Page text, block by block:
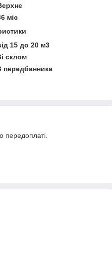
міс
15 до 20 м3
склом
передбанника
передоплаті.